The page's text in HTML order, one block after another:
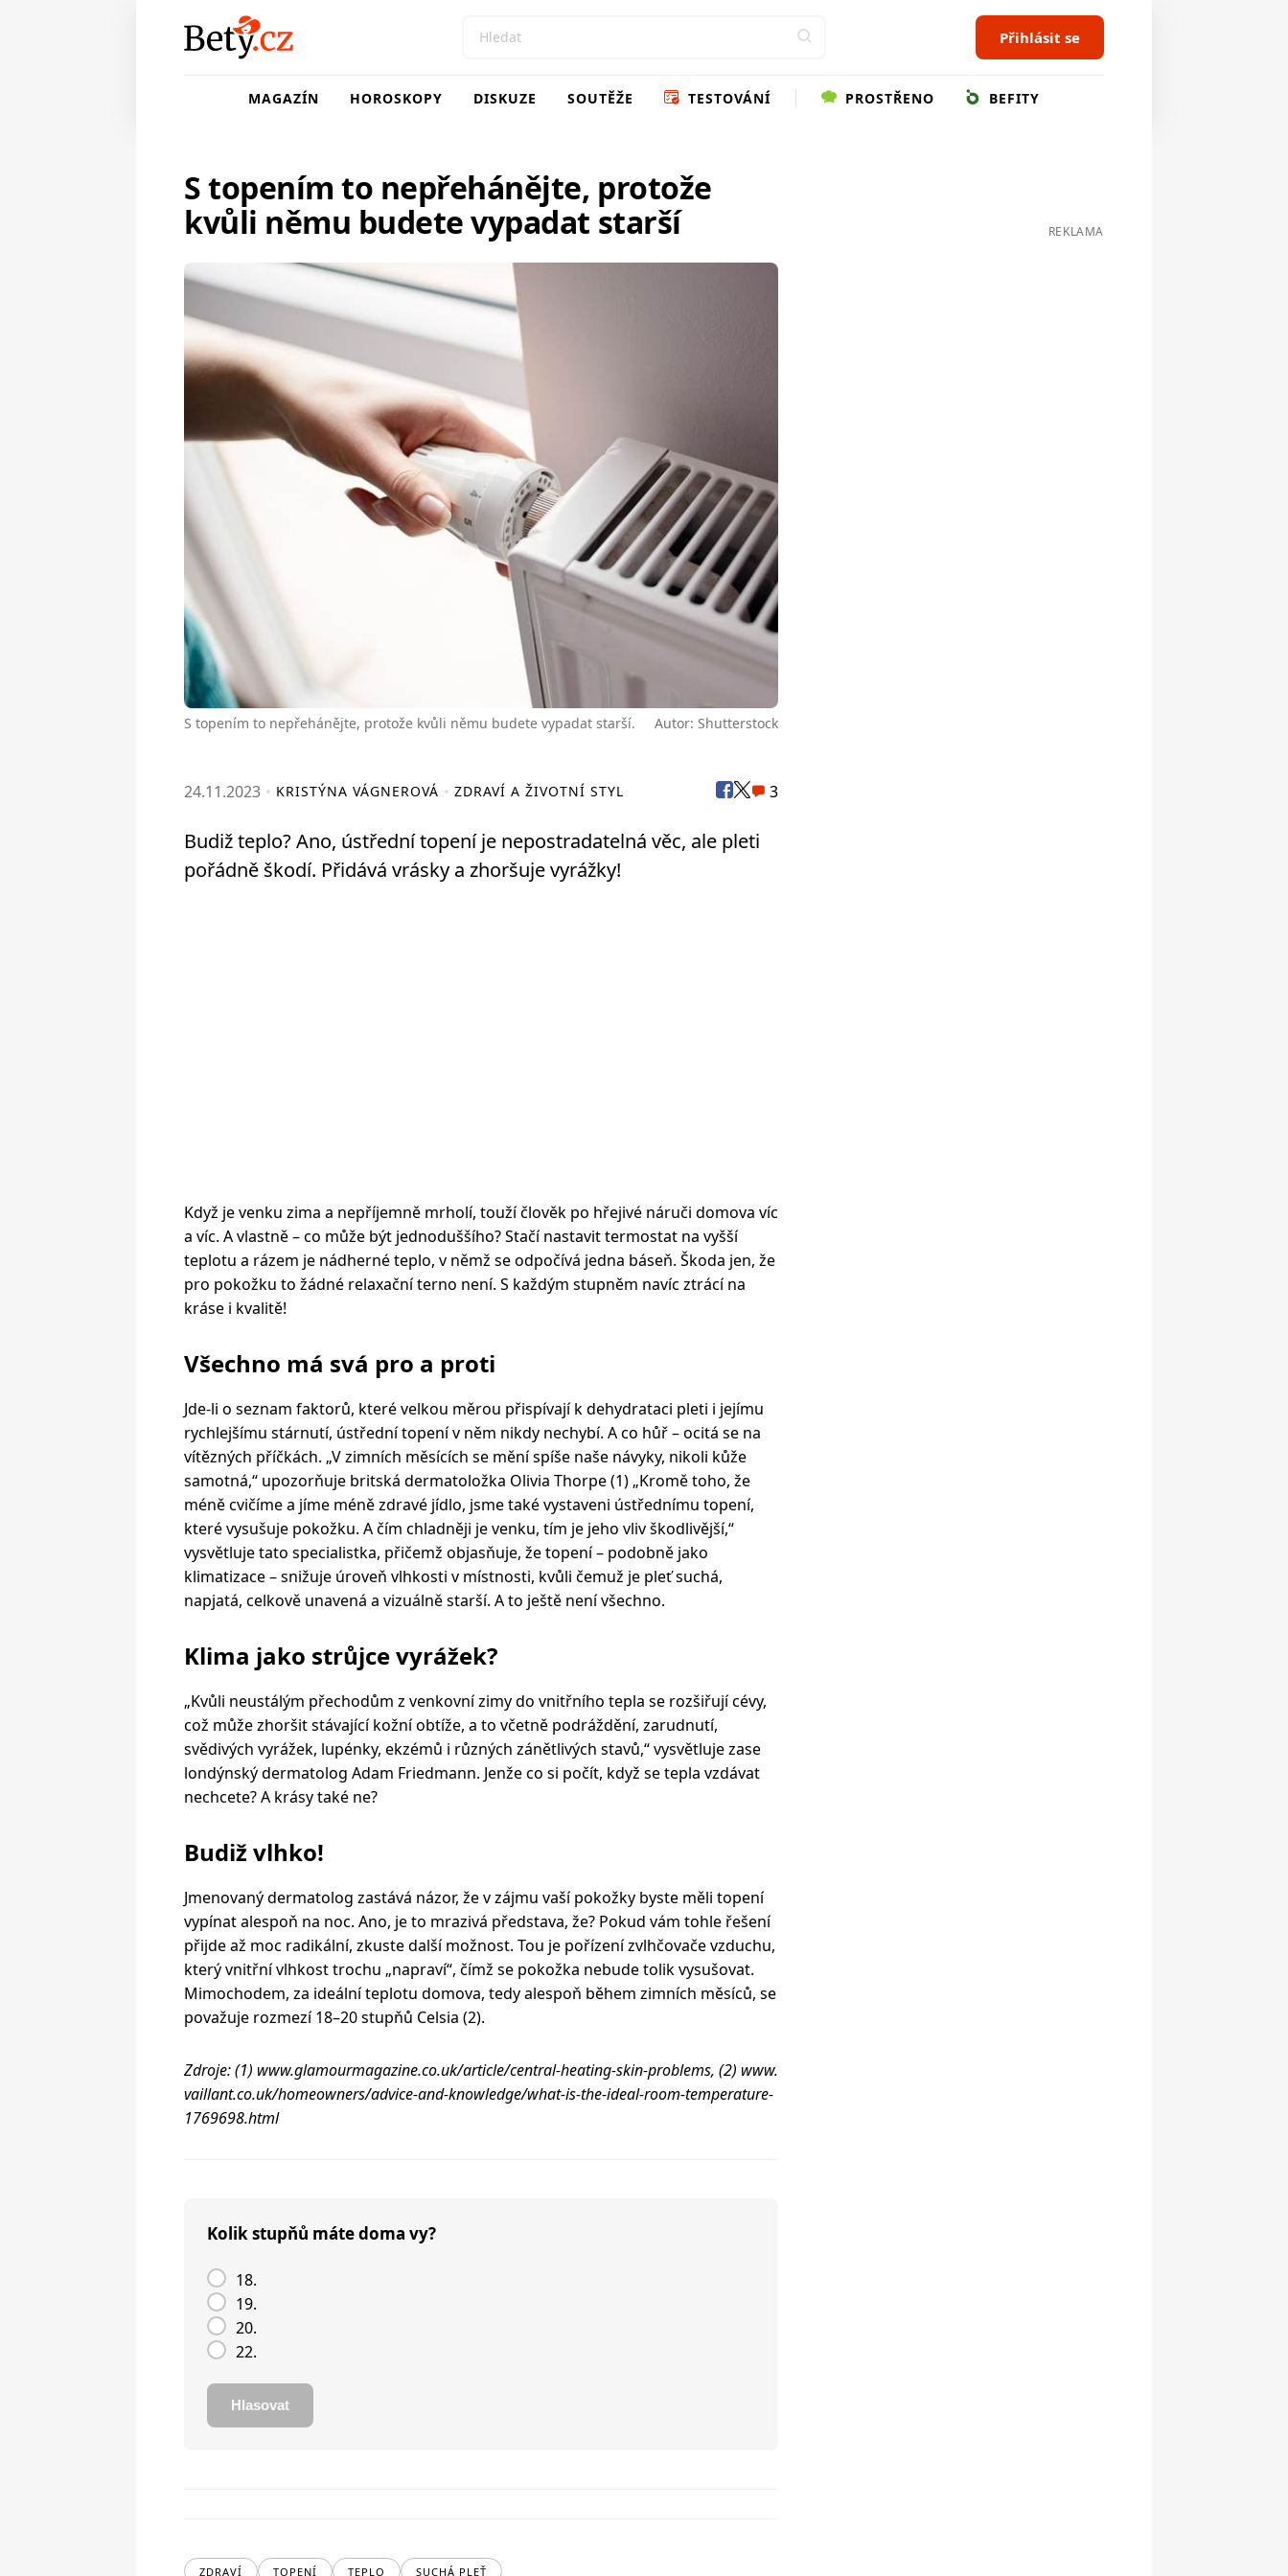
Přihlásit se
MAGAZÍN HOROSKOPY DISKUZE SOUTĚŽE TESTOVÁNÍ PROSTŘENO BEFITY
S topením to nepřehánějte, protože
kvůli němu budete vypadat starší
S topením to nepřehánějte, protože kvůli němu budete vypadat starší. Autor: Shutterstock
24.11.2023 KRISTÝNA VÁGNEROVÁ ZDRAVÍ A ŽIVOTNÍ STYL 3
Budiž teplo? Ano, ústřední topení je nepostradatelná věc, ale pleti
pořádně škodí. Přidává vrásky a zhoršuje vyrážky!
Když je venku zima a nepříjemně mrholí, touží člověk po hřejivé náruči domova víc
a víc. A vlastně – co může být jednoduššího? Stačí nastavit termostat na vyšší
teplotu a rázem je nádherné teplo, v němž se odpočívá jedna báseň. Škoda jen, že
pro pokožku to žádné relaxační terno není. S každým stupněm navíc ztrácí na
kráse i kvalitě!
Všechno má svá pro a proti
Jde-li o seznam faktorů, které velkou měrou přispívají k dehydrataci pleti i jejímu
rychlejšímu stárnutí, ústřední topení v něm nikdy nechybí. A co hůř – ocitá se na
vítězných příčkách. „V zimních měsících se mění spíše naše návyky, nikoli kůže
samotná,“ upozorňuje britská dermatoložka Olivia Thorpe (1) „Kromě toho, že
méně cvičíme a jíme méně zdravé jídlo, jsme také vystaveni ústřednímu topení,
které vysušuje pokožku. A čím chladněji je venku, tím je jeho vliv škodlivější,“
vysvětluje tato specialistka, přičemž objasňuje, že topení – podobně jako
klimatizace – snižuje úroveň vlhkosti v místnosti, kvůli čemuž je pleť suchá,
napjatá, celkově unavená a vizuálně starší. A to ještě není všechno.
Klima jako strůjce vyrážek?
„Kvůli neustálým přechodům z venkovní zimy do vnitřního tepla se rozšiřují cévy,
což může zhoršit stávající kožní obtíže, a to včetně podráždění, zarudnutí,
svědivých vyrážek, lupénky, ekzémů i různých zánětlivých stavů,“ vysvětluje zase
londýnský dermatolog Adam Friedmann. Jenže co si počít, když se tepla vzdávat
nechcete? A krásy také ne?
Budiž vlhko!
Jmenovaný dermatolog zastává názor, že v zájmu vaší pokožky byste měli topení
vypínat alespoň na noc. Ano, je to mrazivá představa, že? Pokud vám tohle řešení
přijde až moc radikální, zkuste další možnost. Tou je pořízení zvlhčovače vzduchu,
který vnitřní vlhkost trochu „napraví“, čímž se pokožka nebude tolik vysušovat.
Mimochodem, za ideální teplotu domova, tedy alespoň během zimních měsíců, se
považuje rozmezí 18–20 stupňů Celsia (2).
Zdroje: (1) www.glamourmagazine.co.uk/article/central-heating-skin-problems, (2) www.
vaillant.co.uk/homeowners/advice-and-knowledge/what-is-the-ideal-room-temperature-
1769698.html
Kolik stupňů máte doma vy?
18.
19.
20.
22.
Hlasovat
ZDRAVÍ TOPENÍ TEPLO SUCHÁ PLEŤ
REKLAMA